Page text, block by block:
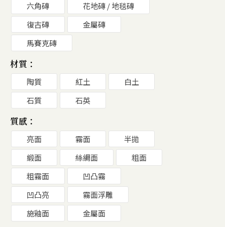
六角磚
花地磚 / 地毯磚
復古磚
金屬磚
馬賽克磚
材質：
陶質 紅土
白土
石質
石英
質感：
亮面 霧面
半拋
緞面
絲綢面
粗面
粗霧面
凹凸霧
凹凸亮
霧面浮雕
施釉面
金屬面